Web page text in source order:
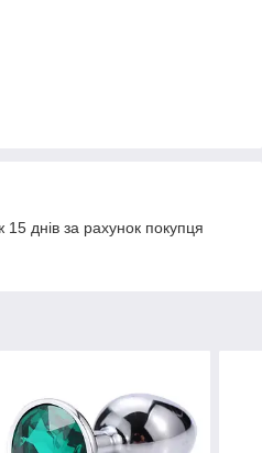
днів за рахунок покупця